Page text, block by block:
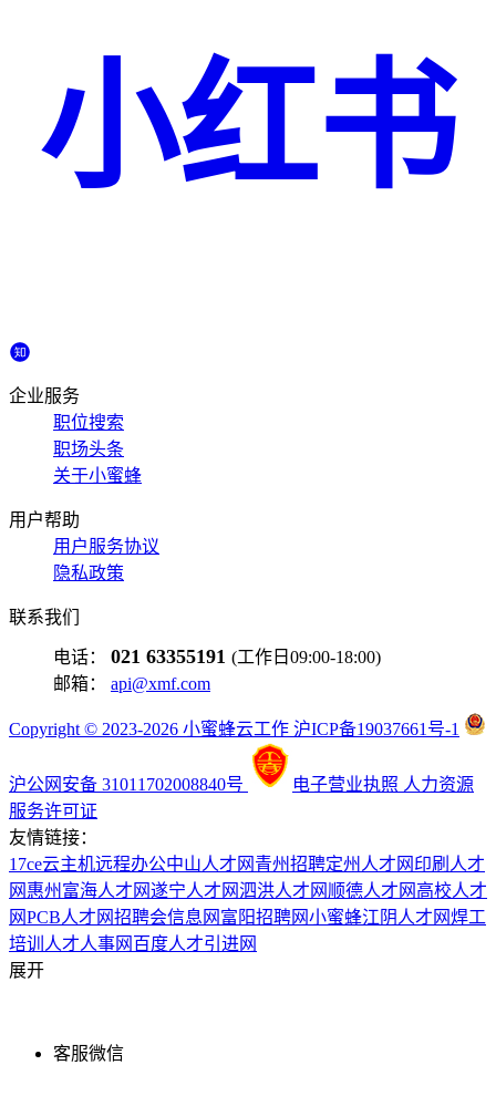
小红书
企业服务
职位搜索
职场头条
关于小蜜蜂
用户帮助
用户服务协议
隐私政策
联系我们
电话： 021 63355191 (工作日09:00-18:00)
邮箱： api@xmf.com
Copyright © 2023-2026 小蜜蜂云工作 沪ICP备19037661号-1
沪公网安备 31011702008840号 电子营业执照 人力资源
服务许可证
友情链接：
17ce云主机远程办公中山人才网 青州招聘定州人才网 印刷人才
网 惠州富海人才网遂宁人才网泗洪人才网 顺德人才网 高校人才
网PCB人才网招聘会信息网 富阳招聘网小蜜蜂江阴人才网焊工
培训 人才人事网 百度人才引进网
展开
客服微信